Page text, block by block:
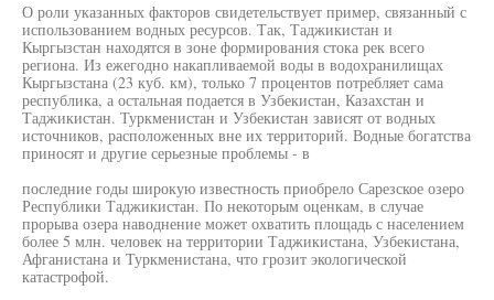
О роли указанных факторов свидетельствует пример, связанный с
использованием водных ресурсов. Так, Таджикистан и
Кыргызстан находятся в зоне формирования стока рек всего
региона. Из ежегодно накапливаемой воды в водохранилищах
Кыргызстана (23 куб. км), только 7 процентов потребляет сама
республика, а остальная подается в Узбекистан, Казахстан и
Таджикистан. Туркменистан и Узбекистан зависят от водных
источников, расположенных вне их территорий. Водные богатства
приносят и другие серьезные проблемы - в
последние годы широкую известность приобрело Сарезское озеро
Республики Таджикистан. По некоторым оценкам, в случае
прорыва озера наводнение может охватить площадь с населением
более 5 млн. человек на территории Таджикистана, Узбекистана,
Афганистана и Туркменистана, что грозит экологической
катастрофой.